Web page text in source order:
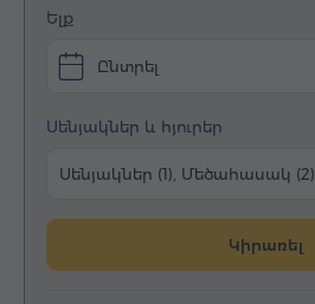
Ելք
Ընտրել
Սենյակներ և հյուրեր
Սենյակներ (1), Մեծահասակ (2)
Կիրառել